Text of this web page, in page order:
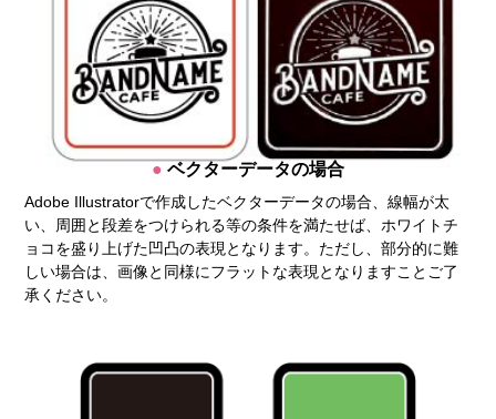
ベクターデータの場合
Adobe Illustratorで作成したベクターデータの場合、線幅が太
い、周囲と段差をつけられる等の条件を満たせば、ホワイトチ
ョコを盛り上げた凹凸の表現となります。ただし、部分的に難
しい場合は、画像と同様にフラットな表現となりますことご了
承ください。